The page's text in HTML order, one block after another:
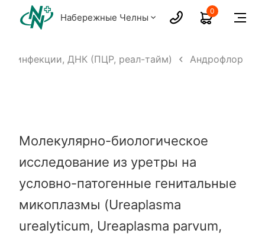
Набережные Челны
0
инфекции, ДНК (ПЦР, реал-тайм) Андрофлор
Молекулярно-биологическое
исследование из уретры на
условно-патогенные генитальные
микоплазмы (Ureaplasma
urealyticum, Ureaplasma parvum,